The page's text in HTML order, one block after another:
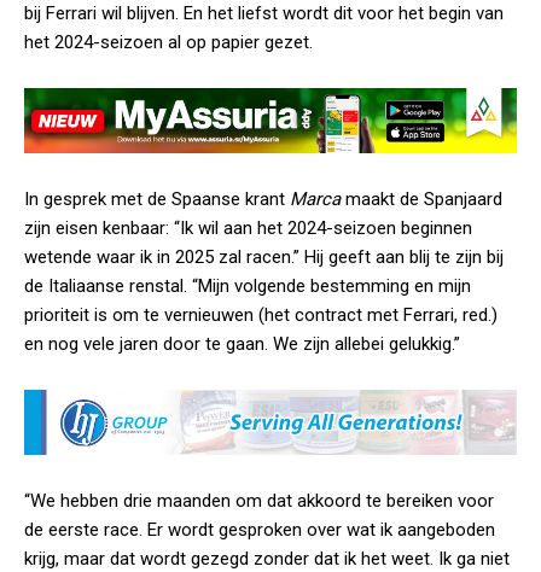
bij Ferrari wil blijven. En het liefst wordt dit voor het begin van
het 2024-seizoen al op papier gezet.
In gesprek met de Spaanse krant Marcamaakt de Spanjaard
zijn eisen kenbaar: “Ik wil aan het 2024-seizoen beginnen
wetende waar ik in 2025 zal racen.” Hij geeft aan blij te zijn bij
de Italiaanse renstal. “Mijn volgende bestemming en mijn
prioriteit is om te vernieuwen (het contract met Ferrari, red.)
en nog vele jaren door te gaan. We zijn allebei gelukkig.”
“We hebben drie maanden om dat akkoord te bereiken voor
de eerste race. Er wordt gesproken over wat ik aangeboden
krijg, maar dat wordt gezegd zonder dat ik het weet. Ik ga niet